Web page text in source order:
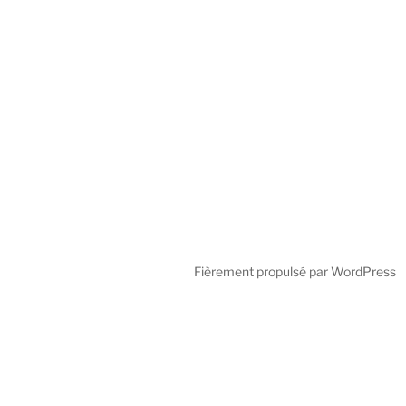
Fièrement propulsé par WordPress